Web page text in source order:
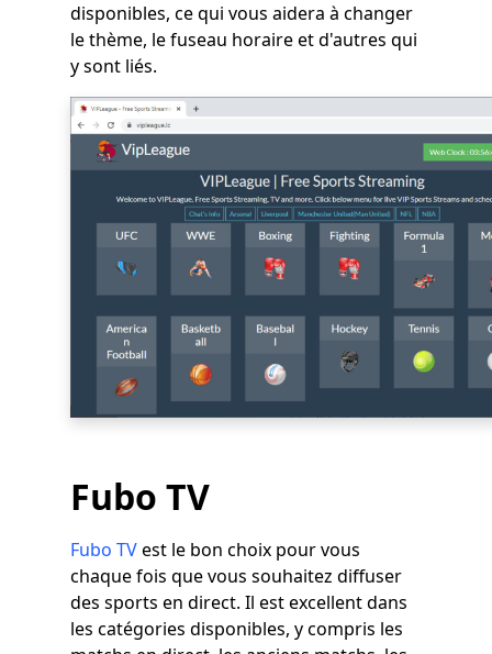
disponibles, ce qui vous aidera à changer
le thème, le fuseau horaire et d'autres qui
y sont liés.
Fubo TV
Fubo TVest le bon choix pour vous
chaque fois que vous souhaitez diffuser
des sports en direct. Il est excellent dans
les catégories disponibles, y compris les